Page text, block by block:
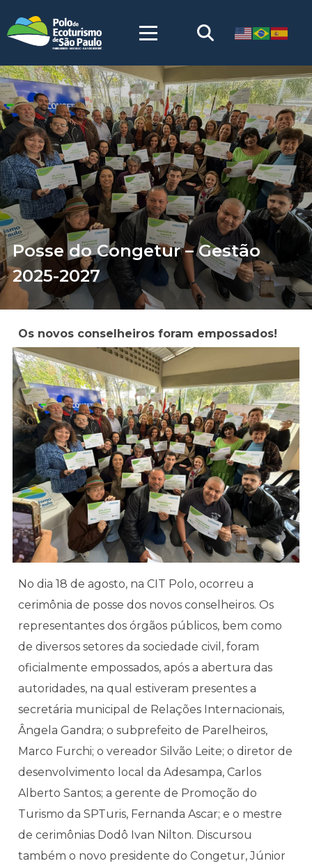
Posse do Congetur – Gestão
2025-2027
Os novos conselheiros foram empossados!
No dia 18 de agosto, na CIT Polo, ocorreu a
cerimônia de posse dos novos conselheiros. Os
representantes dos órgãos públicos, bem como
de diversos setores da sociedade civil, foram
oficialmente empossados, após a abertura das
autoridades, na qual estiveram presentes a
secretária municipal de Relações Internacionais,
Ângela Gandra; o subprefeito de Parelheiros,
Marco Furchi; o vereador Silvão Leite; o diretor de
desenvolvimento local da Adesampa, Carlos
Alberto Santos; a gerente de Promoção do
Turismo da SPTuris, Fernanda Ascar; e o mestre
de cerimônias Dodô Ivan Nilton. Discursou
também o novo presidente do Congetur, Júnior